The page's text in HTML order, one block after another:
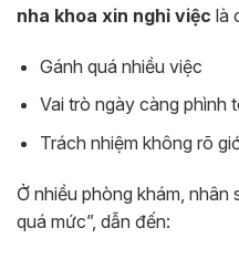
nha khoa xin nghỉ việc là
Gánh quá nhiều việc
Vai trò ngày càng phình
Trách nhiệm không rõ
Ở nhiều phòng khám, nhân
quá mức”, dẫn đến: